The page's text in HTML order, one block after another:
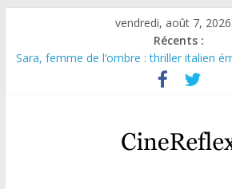
vendredi, août 7, 2026
Récents :
Sara, femme de l’ombre : thriller italien
Journal d’une fille larguée : nouvelle série
Aema : mini-série sur le tournage d’un
Glass Heart : excellente série musicale
Olympo, saison 1 : nouvelle série qui